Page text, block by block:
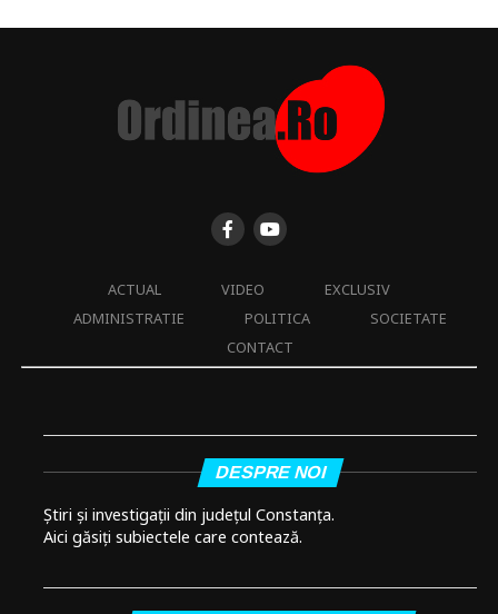
ACTUAL VIDEO
EXCLUSIV
ADMINISTRATIE
POLITICA
SOCIETATE
CONTACT
DESPRE NOI
Știri și investigații din județul Constanța.
Aici găsiți subiectele care contează.